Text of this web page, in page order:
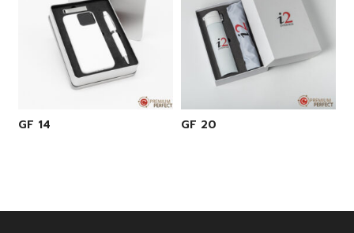
GF 14 GF 20